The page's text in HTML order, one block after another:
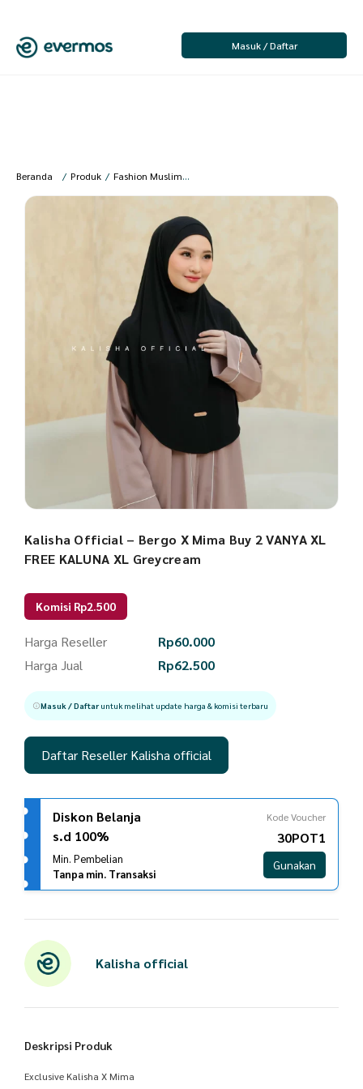
Masuk / Daftar
Beranda / Produk / Fashion Muslim /
Kalisha Official – Bergo X Mima Buy 2 VANYA XL
FREE KALUNA XL Greycream
Komisi Rp2.500
Harga Reseller Rp60.000
Harga Jual
Rp62.500
Masuk / Daftaruntuk melihat update harga & komisi terbaru
Daftar Reseller Kalisha official
Diskon Belanja
s.d 100%
Min. Pembelian
Tanpa min. Transaksi
Kode Voucher
30POT1
Gunakan
Kalisha official
Deskripsi Produk
Exclusive Kalisha X Mima